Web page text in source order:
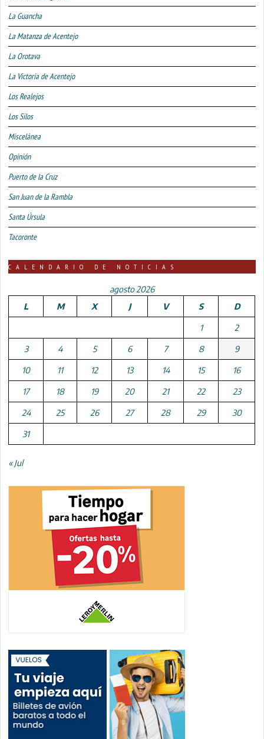
La Guancha
La Matanza de Acentejo
La Orotava
La Victoria de Acentejo
Los Realejos
Los Silos
Miscelánea
Opinión
Puerto de la Cruz
San Juan de la Rambla
Santa Úrsula
Tacoronte
CALENDARIO DE NOTICIAS
agosto 2026
L
M X J V S D
1 2
3 4 5 6 7 8 9
10 11 12 13 14 15 16
17 18 19 20 21 22 23
24 25 26 27 28 29 30
31
« Jul